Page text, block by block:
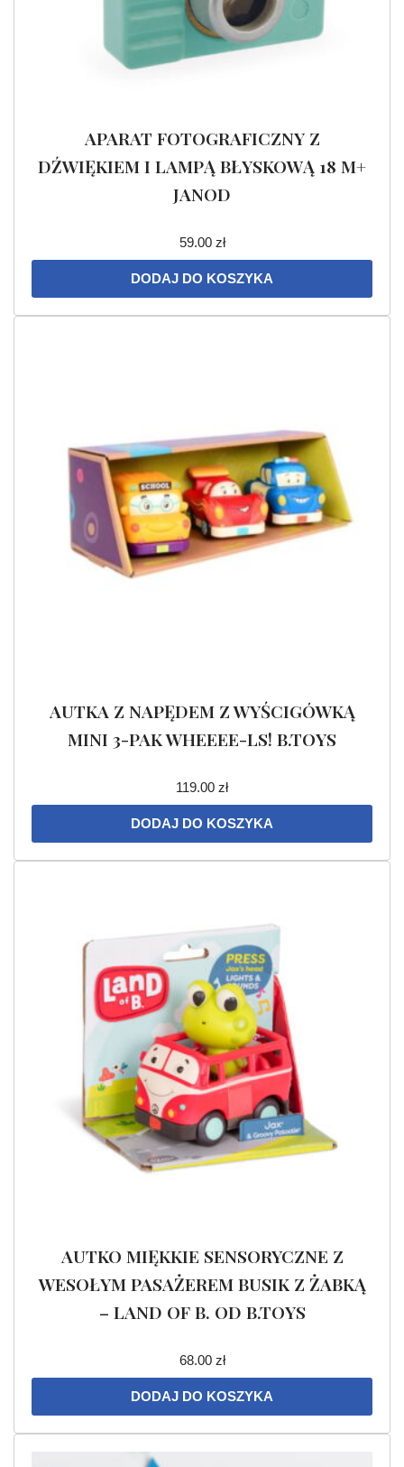
APARAT FOTOGRAFICZNY Z
DŹWIĘKIEM I LAMPĄ BŁYSKOWĄ 18 M+
JANOD
59.00 zł
DODAJ DO KOSZYKA
AUTKA Z NAPĘDEM Z WYŚCIGÓWKĄ
MINI 3-PAK WHEEEE-LS! B.TOYS
119.00 zł
DODAJ DO KOSZYKA
AUTKO MIĘKKIE SENSORYCZNE Z
WESOŁYM PASAŻEREM BUSIK Z ŻABKĄ
– LAND OF B. OD B.TOYS
68.00 zł
DODAJ DO KOSZYKA